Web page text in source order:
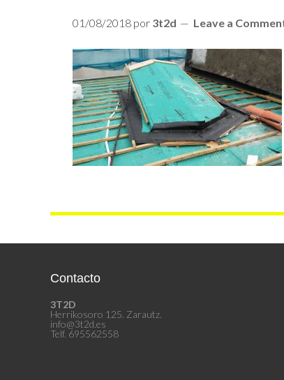
01/08/2018 por 3t2d Leave a
Contacto
3T2D
Herrikosoro 125. Zarautz.
info@3t2d.es
Telf. 695562558